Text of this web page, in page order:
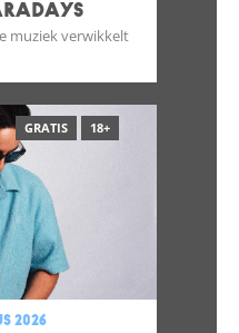
muziek verwikkelt
GRATIS 18+
2026